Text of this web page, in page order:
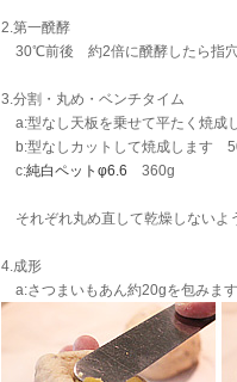
2.第一醗酵
30℃前後 約2倍に醗酵したら指穴
3.分割・丸め・ベンチタイム
a:型なし天板を乗せて平たく焼
b:型なしカットして焼成します
c:純白ペットφ6.6 360g
それぞれ丸め直して乾燥しないよ
4.成形
a:さつまいもあん約20gを包みま